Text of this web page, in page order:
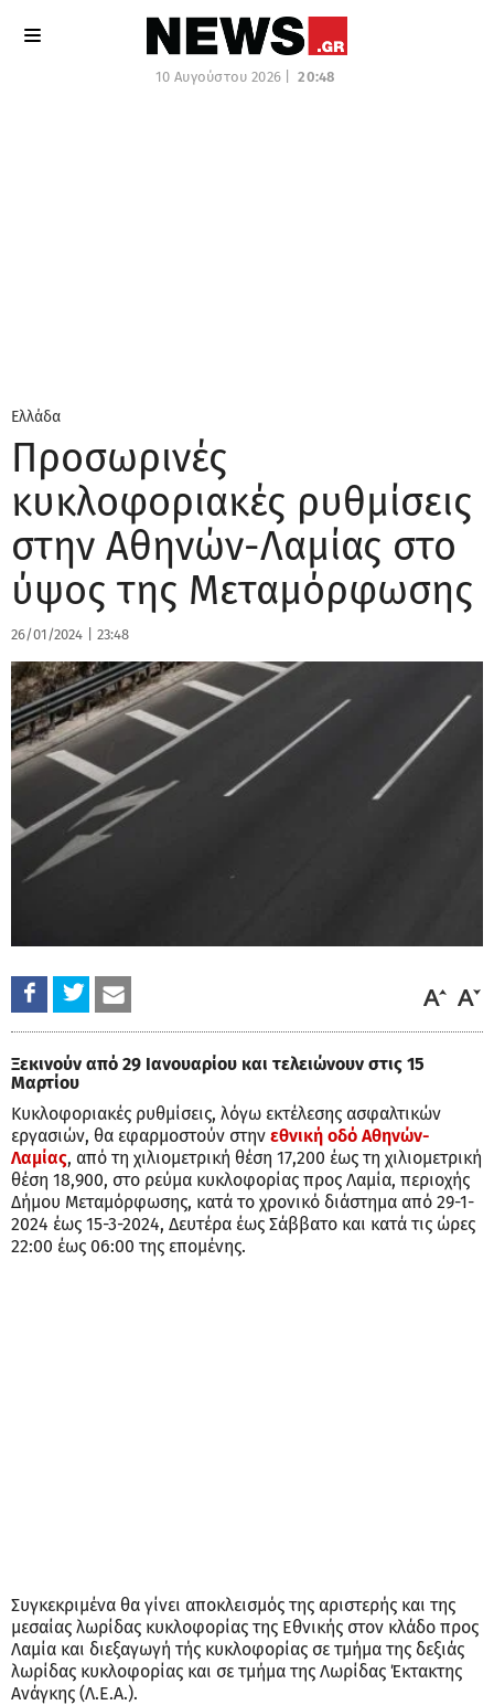
10 Αυγούστου 2026 | 20:48
Ελλάδα
Προσωρινές
κυκλοφοριακές ρυθμίσεις
στην Αθηνών-Λαμίας στο
ύψος της Μεταμόρφωσης
26/01/2024 23:48
Ξεκινούν από 29 Ιανουαρίου και τελειώνουν στις 15
Μαρτίου
Κυκλοφοριακές ρυθμίσεις, λόγω εκτέλεσης ασφαλτικών
εργασιών, θα εφαρμοστούν στην εθνική οδό Αθηνών-
Λαμίας, από τη χιλιομετρική θέση 17,200 έως τη χιλιομετρική
θέση 18,900, στο ρεύμα κυκλοφορίας προς Λαμία, περιοχής
Δήμου Μεταμόρφωσης, κατά το χρονικό διάστημα από 29-1-
2024 έως 15-3-2024, Δευτέρα έως Σάββατο και κατά τις ώρες
22:00 έως 06:00 της επομένης.
Συγκεκριμένα θα γίνει αποκλεισμός της αριστερής και της
μεσαίας λωρίδας κυκλοφορίας της Εθνικής στον κλάδο προς
Λαμία και διεξαγωγή τής κυκλοφορίας σε τμήμα της δεξιάς
λωρίδας κυκλοφορίας και σε τμήμα της Λωρίδας Έκτακτης
Ανάγκης (Λ.Ε.Α.).